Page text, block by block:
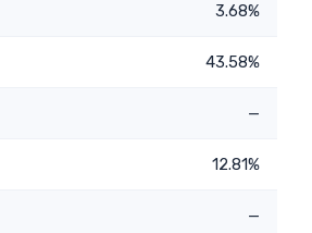
3.68%
43.58%
—
12.81%
—